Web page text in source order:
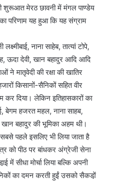
शुरूआत मेरठ छावनी में मंगल पाण्डेय
परिणाम यह हुआ कि यह संग्राम
नाना साहेब, तात्यां टोपे,
ऊदा देवी, खान बहादुर आदि आदि
ने मातृवेदी की रक्षा की खातिर
किसानों-सैनिकों सहित वीर
दिया। लेकिन इतिहासकारों का
बेगम हजरत महल, नाना साहब,
खान बहादुर की भूमिका अहम थी।
सबसे पहले इसलिए भी लिया जाता है
को पीठ पर बांधकर अंग्रेजी सेना
सीधा मोर्चा लिया बल्कि अपनी
का दमन करती हुईं उसको सैकडो़ं